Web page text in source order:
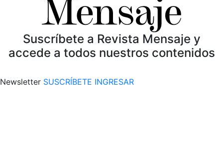
Suscríbete a Revista Mensaje y
accede a todos nuestros contenidos
Newsletter SUSCRÍBETE INGRESAR